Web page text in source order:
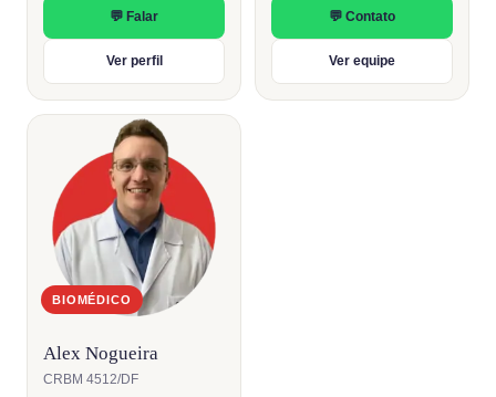
💬 Falar
Ver perfil
acompanhamento integrado
dos protocolos clínicos.
💬 Contato
Ver equipe
BIOMÉDICO
Alex Nogueira
CRBM 4512/DF